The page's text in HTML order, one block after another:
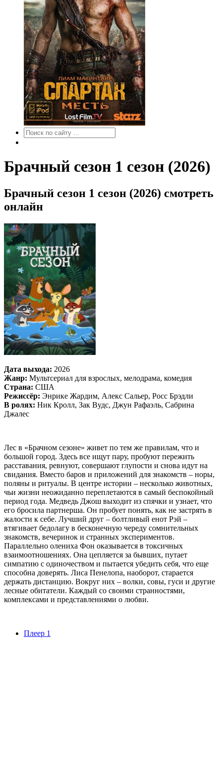
Брачный сезон 1 сезон (2026)
Брачный сезон 1 сезон (2026) смотреть
онлайн
Дата выхода: 2026
Жанр: Мультсериал для взрослых, мелодрама, комедия
Страна: США
Режиссёр: Энрике Жардим, Алекс Сальер, Росс Брэдли
В ролях: Ник Кролл, Зак Вудс, Джун Рафаэль, Сабрина
Джалес
Лес в «Брачном сезоне» живет по тем же правилам, что и
большой город. Здесь все ищут пару, пробуют пережить
расставания, ревнуют, совершают глупости и снова идут на
свидания. Вместо баров и приложений для знакомств – норы,
поляны и ритуалы. В центре истории – несколько животных,
чьи жизни неожиданно переплетаются в самый беспокойный
период года. Медведь Джош выходит из спячки и узнает, что
его бросила партнерша. Он пробует понять, как не застрять в
жалости к себе. Лучший друг – болтливый енот Рэй –
втягивает бедолагу в бесконечную череду сомнительных
знакомств, вечеринок и странных экспериментов.
Параллельно олениха Фон оказывается в токсичных
взаимоотношениях. Она цепляется за бывших, путает
симпатию с одиночеством и пытается убедить себя, что еще
способна доверять. Лиса Пенелопа, наоборот, старается
держать дистанцию. Вокруг них – волки, совы, гуси и другие
лесные обитатели. Каждый со своими странностями,
комплексами и представлениями о любви.
Плеер 1